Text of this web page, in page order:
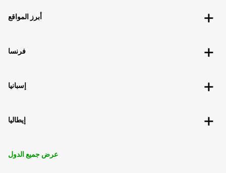
أبرز المواقع
فرنسا
إسبانيا
إيطاليا
عرض جميع الدول